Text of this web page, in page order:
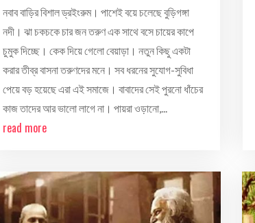
নবাব বাড়ির বিশাল ড্রইংরুম। পাশেই বয়ে চলেছে বুড়িগঙ্গা
নদী। ঝা চকচকে চার জন তরুণ এক সাথে বসে চায়ের কাপে
চুমুক দিচ্ছে। কেক দিয়ে গেলো বেয়াড়া। নতুন কিছু একটা
করার তীব্র বাসনা তরুণদের মনে। সব ধরনের সুযোগ-সুবিধা
পেয়ে বড় হয়েছে এরা এই সমাজে। বাবাদের সেই পুরনো ধাঁচের
কাজ তাদের আর ভালো লাগে না। পায়রা ওড়ানো,...
read more